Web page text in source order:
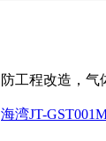
工程改造，
海湾JT-